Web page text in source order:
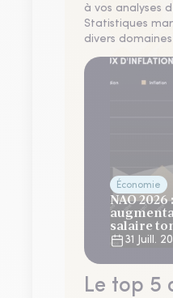
à vos analyses
Statistiques
divers
Économie
NAO 2026
salaire
plus bas
ans
31 Juill.
Le top 5